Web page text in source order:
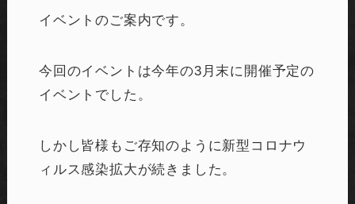
イベントのご案内です。
今回のイベントは今年の3月末に開催予定の
イベントでした。
しかし皆様もご存知のように新型コロナウ
ィルス感染拡大が続きました。